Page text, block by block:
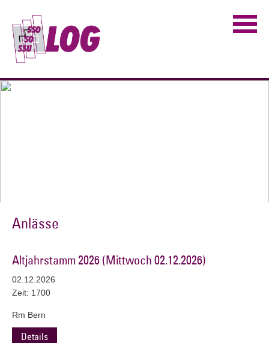
Anlässe
Altjahrstamm 2026 (Mittwoch 02.12.2026)
02.12.2026
Zeit: 1700
Rm Bern
Details